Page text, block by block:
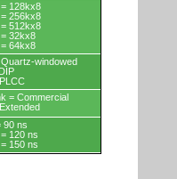
128kx8
256kx8
512kx8
32kx8
64kx8
windowed
= Commercial
90 ns
120 ns
150 ns